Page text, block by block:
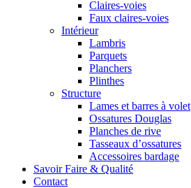
Claires-voies
Faux claires-voies
Intérieur
Lambris
Parquets
Planchers
Plinthes
Structure
Lames et barres à volet
Ossatures Douglas
Planches de rive
Tasseaux d’ossatures
Accessoires bardage
Savoir Faire & Qualité
Contact